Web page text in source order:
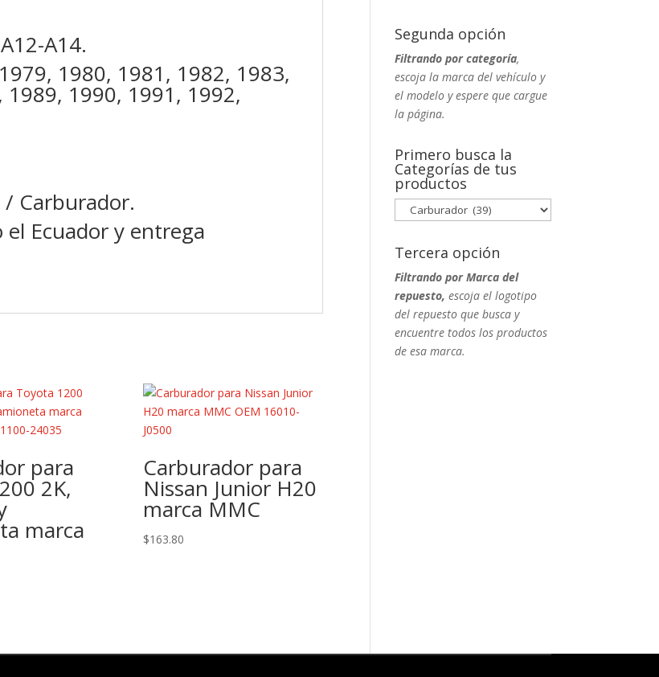
A14.
1980, 1981, 1982, 1983,
1990, 1991, 1992,
/ Carburador.
Ecuador y entrega
para
2K,
marca
Carburador para
Nissan Junior H20
marca MMC
$163.80
Segunda opción
Filtrando por categoría,
escoja la marca del vehículo y
el modelo y espere que cargue
la página.
Primero busca la
Categorías de tus
productos
Tercera opción
Filtrando por Marca del
repuesto, escoja el logotipo
del repuesto que busca y
encuentre todos los productos
de esa marca.